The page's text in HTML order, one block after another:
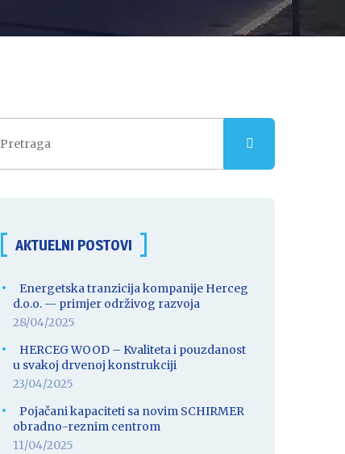
AKTUELNI POSTOVI
Energetska tranzicija kompanije Herceg
d.o.o. — primjer održivog razvoja
28/04/2025
HERCEG WOOD – Kvaliteta i pouzdanost
u svakoj drvenoj konstrukciji
23/04/2025
Pojačani kapaciteti sa novim SCHIRMER
obradno-reznim centrom
11/04/2025